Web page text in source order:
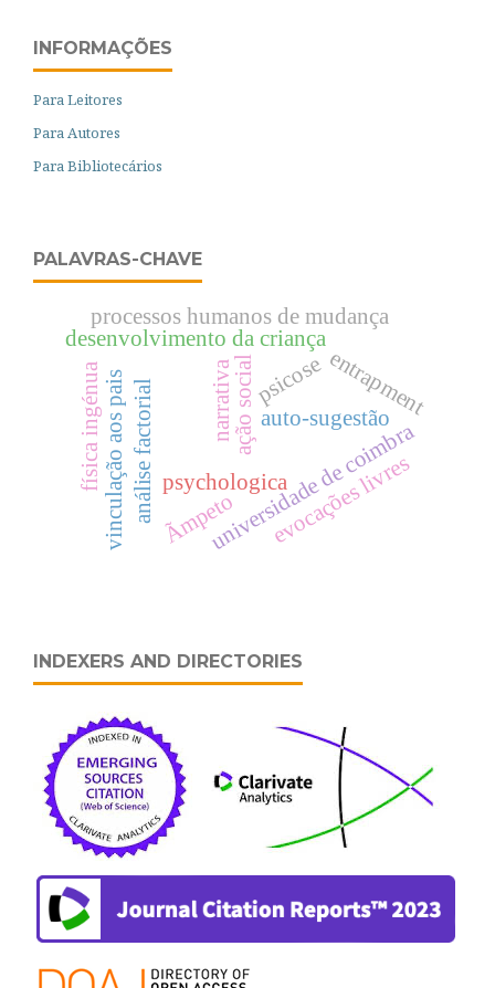
INFORMAÇÕES
Para Leitores
Para Autores
Para Bibliotecários
PALAVRAS-CHAVE
auto-sugestão
ação social
universidade de coimbra
psychologica
desenvolvimento da criança
análise factorial narrativa
processos humanos de mudança
entrapment
evocações livres
vinculação aos pais psicose
física ingénua
Ãmpeto
INDEXERS AND DIRECTORIES